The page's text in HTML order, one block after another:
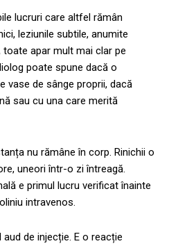
lucruri care altfel rămân
leziunile subtile, anumite
apar mult mai clar pe
poate spune dacă o
vase de sânge proprii, dacă
sau cu una care merită
nu rămâne în corp. Rinichii o
uneori într-o zi întreagă.
e primul lucru verificat înainte
intravenos.
de injecție. E o reacție